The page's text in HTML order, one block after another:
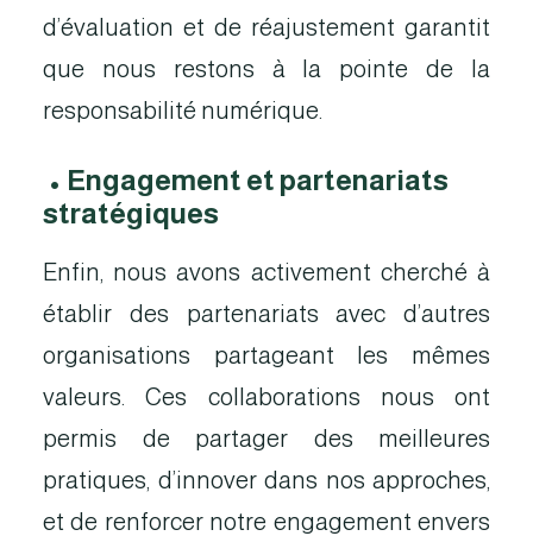
d’évaluation et de réajustement garantit
que nous restons à la pointe de la
responsabilité numérique.
• Engagement et partenariats
stratégiques
Enfin, nous avons activement cherché à
établir des partenariats avec d’autres
organisations partageant les mêmes
valeurs. Ces collaborations nous ont
permis de partager des meilleures
pratiques, d’innover dans nos approches,
et de renforcer notre engagement envers